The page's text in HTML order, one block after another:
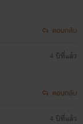
ตอบกลับ
4 ปีที่แล้ว
ตอบกลับ
4 ปีที่แล้ว